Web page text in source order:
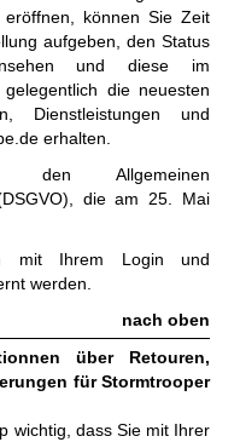
können Sie Zeit
aufgeben, den Status
und diese im
die neuesten
Dienstleistungen und
erhalten.
Allgemeinen
die am 25. Mai
mit Ihrem Login und
werden.
nach oben
über Retouren,
für Stormtrooper
wichtig, dass Sie mit Ihrer